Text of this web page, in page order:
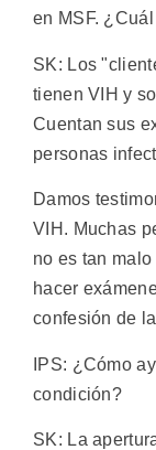
en MSF.
SK: Los
tienen VIH y
Cuentan sus
personas
Damos
VIH. Muchas
no es tan
hacer
confesión de
IPS: ¿Cómo
condición?
SK: La